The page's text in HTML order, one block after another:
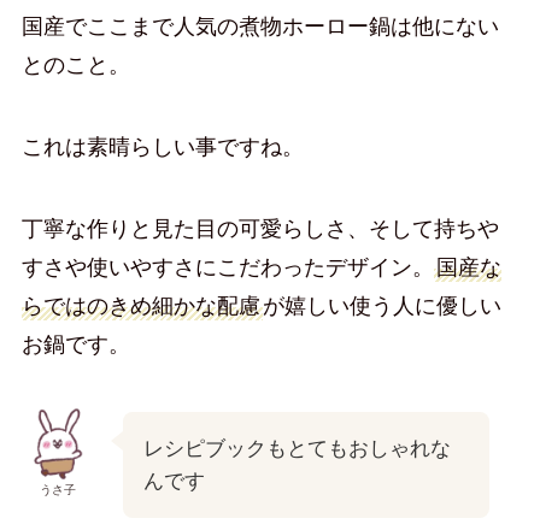
国産でここまで人気の煮物ホーロー鍋は他にない
とのこと。
これは素晴らしい事ですね。
丁寧な作りと見た目の可愛らしさ、そして持ちや
すさや使いやすさにこだわったデザイン。 国産な
らではのきめ細かな配慮が嬉しい使う人に優しい
お鍋です。
うさ子
レシピブックもとてもおしゃれな
んです